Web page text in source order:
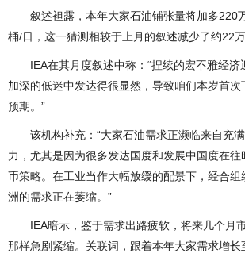
叙述袒露，本年大家石油铺张量将加多220
桶/日，这一猜测相较于上月的叙述减少了约22万
IEA在其月度叙述中称：“捏续的宏不雅经济
加深的低迷中发达得很显然，导致咱们本岁首
预期。”
该机构补充：“大家石油需求正濒临来自充
力，尤其是因为很多发达国度和发展中国度在
币策略。在工业当作大幅放缓的配景下，经合组
洲的需求正在萎缩。”
IEA暗示，鉴于需求出路疲软，将来几个月
那样急剧紧缩。关联词，跟着本年大家需求增长